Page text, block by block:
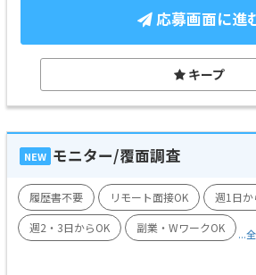
応募画面に進
キープ
NEW モニター/覆面調査
履歴書不要 リモート面接OK
週1日か
週2・3日からOK
副業・WワークOK ...